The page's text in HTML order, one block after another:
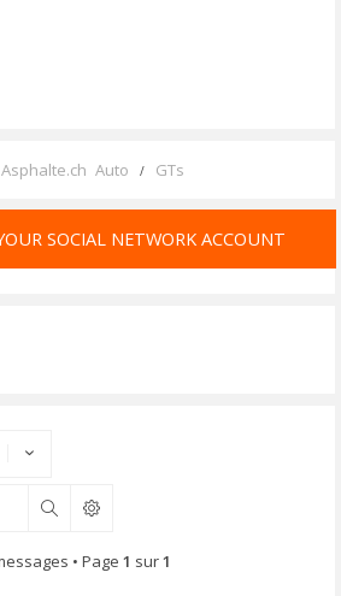
Asphalte.ch Auto GTs
SOCIAL NETWORK ACCOUNT
Rechercher
• Page 1 sur1